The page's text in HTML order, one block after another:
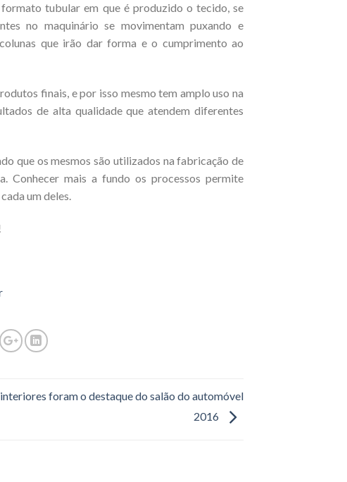
tubular em que é produzido o tecido, se
no maquinário se movimentam puxando e
que irão dar forma e o cumprimento ao
finais, e por isso mesmo tem amplo uso na
de alta qualidade que atendem diferentes
que os mesmos são utilizados na fabricação de
Conhecer mais a fundo os processos permite
um deles.
foram o destaque do salão do automóvel
2016